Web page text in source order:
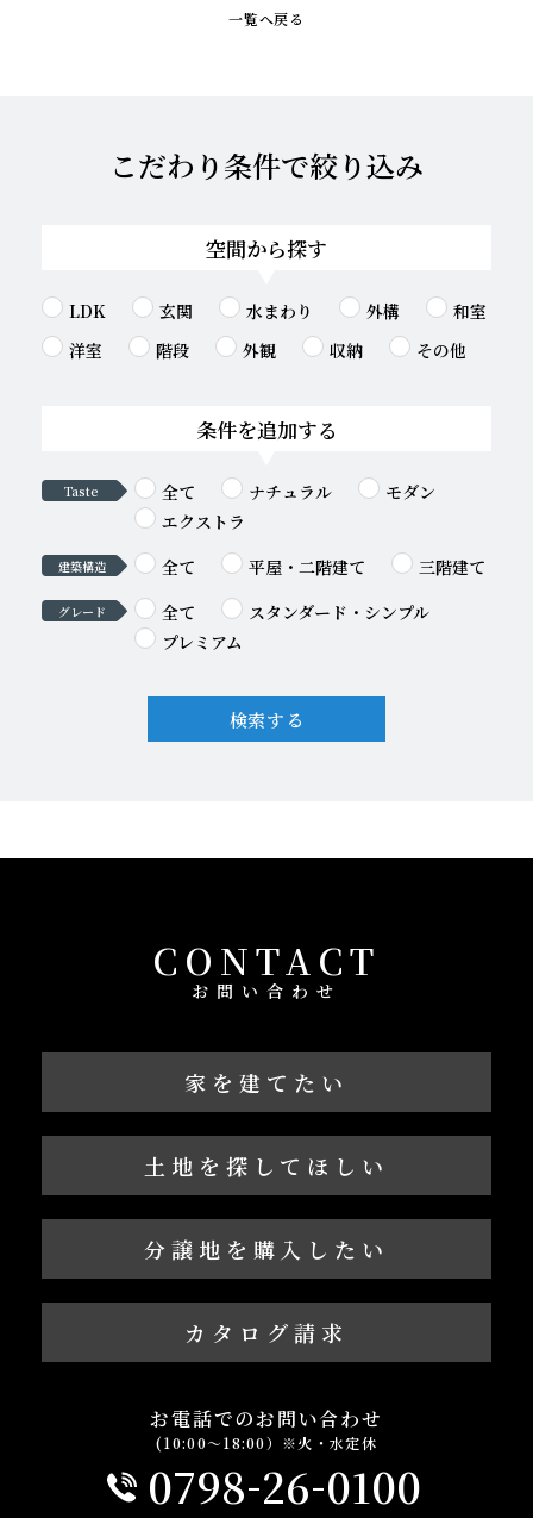
一覧へ戻る
こだわり条件で絞り込み
空間から探す
LDK 玄関 水まわり 外構
和室
洋室
階段 外観 収納 その他
条件を追加する
Taste 全て ナチュラル
モダン
エクストラ
建築構造 全て 平屋・二階建て 三階建て
グレード 全て
スタンダード・シンプル
プレミアム
検索する
CONTACT
お問い合わせ
家を建てたい
土地を探してほしい
分譲地を購入したい
カタログ請求
お電話でのお問い合わせ
(10:00～18:00）※火・水定休
0798-26-0100